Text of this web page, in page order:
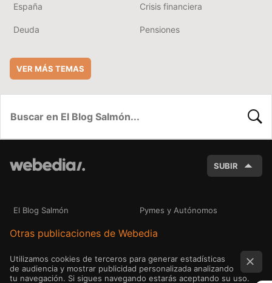
España Crisis financiera
Deuda Pensiones
VER MÁS TEMAS
SUBIR
El Blog Salmón Pymes y Autónomos
Otras publicaciones de Webedia
Utilizamos cookies de terceros para generar estadísticas
de audiencia y mostrar publicidad personalizada analizando
tu navegación. Si sigues navegando estarás aceptando su uso.